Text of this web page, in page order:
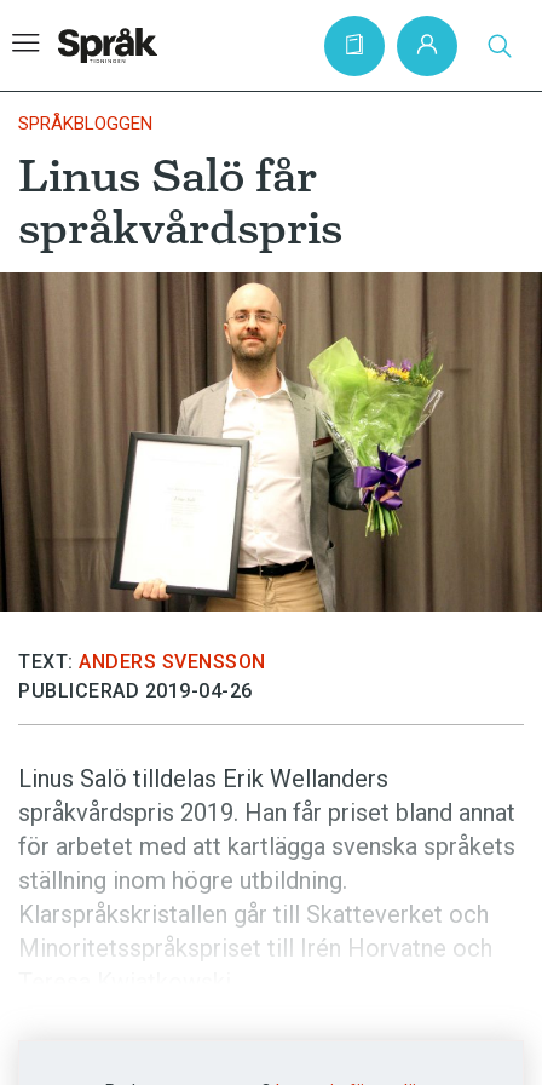
Hem
Artiklar
Bokrecensioner
Podden
Anmäl till språkpolisen
Föreslå nyord
Prenumerera
Läs Språktidningen digitalt
Press
SPRÅKBLOGGEN
Linus Salö får
språkvårdspris
TEXT: ANDERS SVENSSON
PUBLICERAD 2019-04-26
Linus Salö tilldelas Erik Wellanders
språkvårdspris 2019. Han får priset bland annat
för arbetet med att kartlägga svenska språkets
ställning inom högre utbildning.
Klarspråkskristallen går till Skatteverket och
Minoritetsspråkspriset till Irén Horvatne och